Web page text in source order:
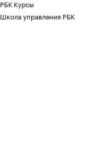
РБК Курсы
Школа управления РБК